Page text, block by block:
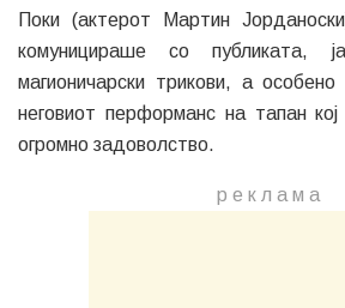
Поки (актерот Мартин
комуницираше со публиката,
магионичарски трикови, а особено
неговиот перформанс на тапан
огромно задоволство.
р е к л а м a